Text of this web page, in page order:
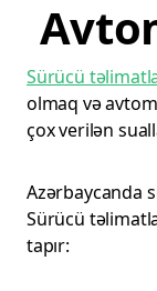
Sürücü
olmaq və
çox verilən
Azərbaycanda
Sürücü
tapır: